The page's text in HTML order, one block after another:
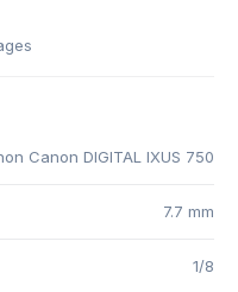
Canon DIGITAL IXUS 750
7.7 mm
1/8